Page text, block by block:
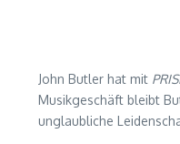
John Butler hat mit
Musikgeschäft bleibt
unglaubliche